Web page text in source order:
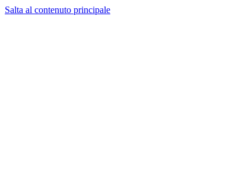
Salta al contenuto principale